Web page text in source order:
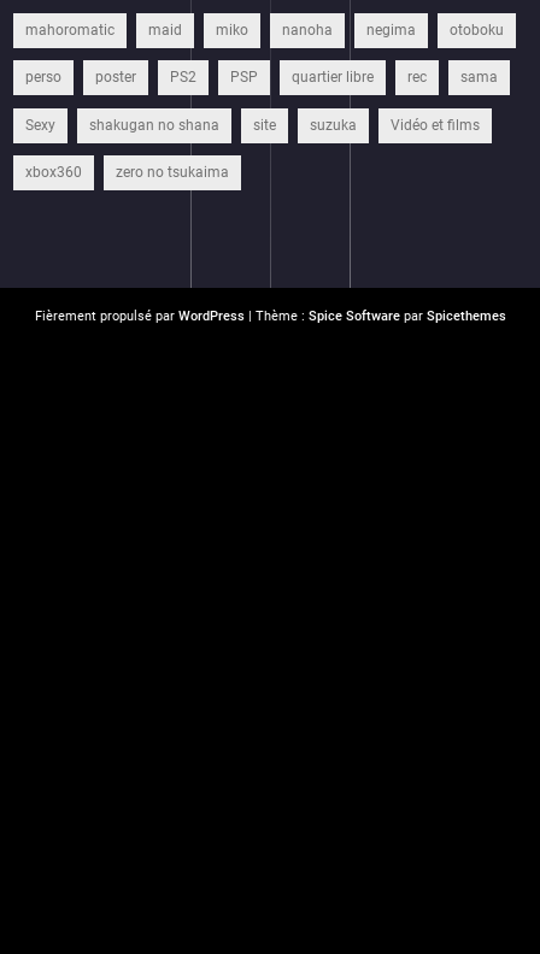
mahoromatic maid miko nanoha negima otoboku
perso poster PS2 PSP quartier libre rec sama
Sexy shakugan no shana site suzuka Vidéo et films
xbox360 zero no tsukaima
Fièrement propulsé par WordPress| Thème : Spice Softwarepar Spicethemes